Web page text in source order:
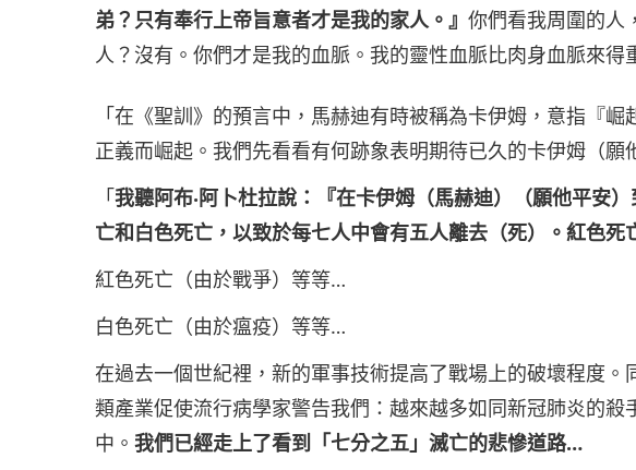
弟？只有奉行上帝旨意者才是我的家人。』你們看我周圍的人
人？沒有。你們才是我的血脈。我的靈性血脈比肉身血脈來得
「在《聖訓》的預言中，馬赫迪有時被稱為卡伊姆，意指『
正義而崛起。我們先看看有何跡象表明期待已久的卡伊姆（願
「我聽阿布‧阿卜杜拉說：『在卡伊姆（馬赫迪）（願他平安
亡和白色死亡，以致於每七人中會有五人離去（死）。紅色死
紅色死亡（由於戰爭）等等…
白色死亡（由於瘟疫）等等…
在過去一個世紀裡，新的軍事技術提高了戰場上的破壞程度。
類產業促使流行病學家警告我們：越來越多如同新冠肺炎的
中。我們已經走上了看到「七分之五」滅亡的悲慘道路…